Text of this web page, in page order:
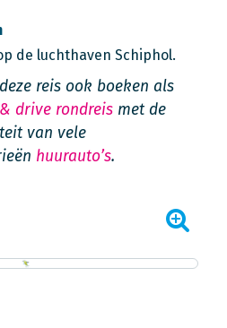
de luchthaven Schiphol.
reis ook boeken als
drive rondreis met de
van vele
huurauto’s.